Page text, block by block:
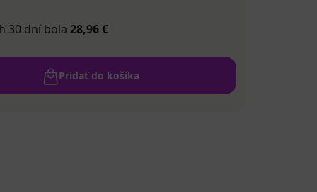
30 dní bola 28,96 €
Pridať do košíka